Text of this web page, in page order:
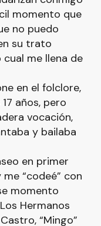
momento que
no puedo
su trato
cual me llena de
en el folclore,
años, pero
vocación,
y bailaba
en primer
“codeé” con
momento
Hermanos
“Mingo”